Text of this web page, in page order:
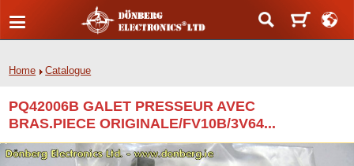
Home Catalogue
PQ42006B GALET PRESSEUR AVEC
BRAS.PIECE ORIGINALE/FV10B/3V64...